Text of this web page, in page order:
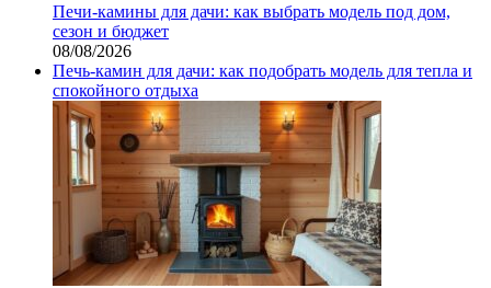
Печи-камины для дачи: как выбрать модель под дом,
сезон и бюджет
08/08/2026
Печь-камин для дачи: как подобрать модель для тепла и
спокойного отдыха